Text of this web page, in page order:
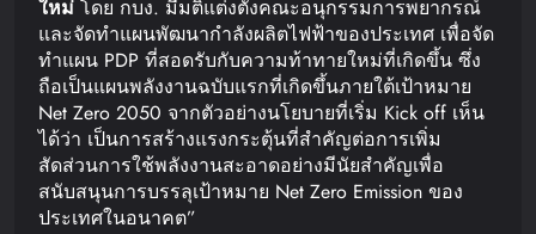
ใหม่ โดย กบง. มีมติแต่งตั้งคณะอนุกรรมการพยากรณ์
และจัดทำแผนพัฒนากำลังผลิตไฟฟ้าของประเทศ เพื่อจัด
ทำแผน PDP ที่สอดรับกับความท้าทายใหม่ที่เกิดขึ้น ซึ่ง
ถือเป็นแผนพลังงานฉบับแรกที่เกิดขึ้นภายใต้เป้าหมาย
Net Zero 2050 จากตัวอย่างนโยบายที่เริ่ม Kick off เห็น
ได้ว่า เป็นการสร้างแรงกระตุ้นที่สำคัญต่อการเพิ่ม
สัดส่วนการใช้พลังงานสะอาดอย่างมีนัยสำคัญเพื่อ
สนับสนุนการบรรลุเป้าหมาย Net Zero Emission ของ
ประเทศในอนาคต”